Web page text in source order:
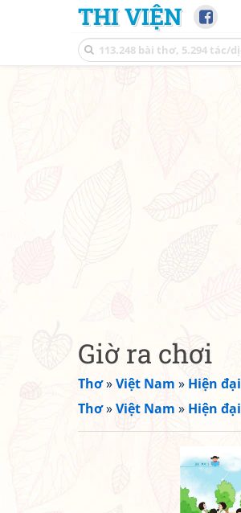
THI VIỆN
Giờ ra chơi
Thơ»Việt Nam » Hiện đại
Thơ»Việt Nam » Hiện đại